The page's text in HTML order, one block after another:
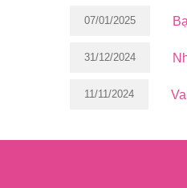
07/01/2025
31/12/2024
11/11/2024